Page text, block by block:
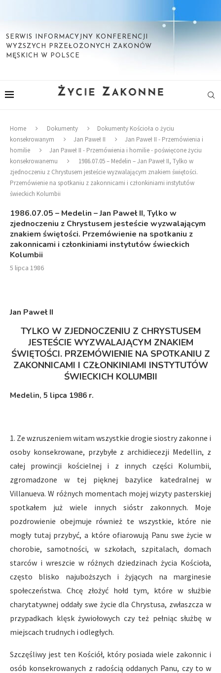
SERWIS INFORMACYJNY KONFERENCJI
WYŻSZYCH PRZEŁOŻONYCH ZAKONÓW
MĘSKICH W POLSCE
Home Dokumenty
Dokumenty Kościoła o życiu
konsekrowanym
Jan Paweł II
Jan Paweł II - Przemówienia i
homilie
Jan Paweł II - Przemówienia i homilie - poświęcone życiu
konsekrowanemu
1986.07.05 – Medelin – Jan Paweł II, Tylko w
zjednoczeniu z Chrystusem jesteście wyzwalającym znakiem świętości.
Przemówienie na spotkaniu z zakonnicami i członkiniami instytutów
świeckich Kolumbii
1986.07.05 – Medelin – Jan Paweł II, Tylko w
zjednoczeniu z Chrystusem jesteście wyzwalającym
znakiem świętości. Przemówienie na spotkaniu z
zakonnicami i członkiniami instytutów świeckich
Kolumbii
5 lipca 1986
Jan Paweł II
TYLKO W ZJEDNOCZENIU Z CHRYSTUSEM
JESTEŚCIE WYZWALAJĄCYM ZNAKIEM
ŚWIĘTOŚCI. PRZEMÓWIENIE NA SPOTKANIU Z
ZAKONNICAMI I CZŁONKINIAMI INSTYTUTÓW
ŚWIECKICH KOLUMBII
Medelin, 5 lipca 1986 r.
1. Ze wzruszeniem witam wszystkie drogie siostry zakonne i
osoby konsekrowane, przybyłe z archidiecezji Medellin, z
całej prowincji kościelnej i z innych części Kolumbii,
zgromadzone w tej pięknej bazylice katedralnej w
Villanueva. W różnych momentach mojej wizyty pasterskiej
spotkałem już wiele innych sióstr zakonnych. Moje
pozdrowienie obejmuje również te wszystkie, które nie
mogły tutaj przybyć, a które ofiarowują Panu swe życie w
chorobie, samotności, w szkołach, szpitalach, domach
starców i wreszcie w różnych dziedzinach życia Kościoła,
często blisko najuboższych i żyjących na marginesie
społeczeństwa. Chcę złożyć hołd tym, które w służbie
charytatywnej oddały swe życie dla Chrystusa, zwłaszcza w
przypadkach klęsk żywiołowych czy też pełniąc służbę w
miejscach trudnych i odległych.
Szczęśliwy jest ten Kościół, który posiada wiele zakonnic i
osób konsekrowanych z radością oddanych Panu, czy to w